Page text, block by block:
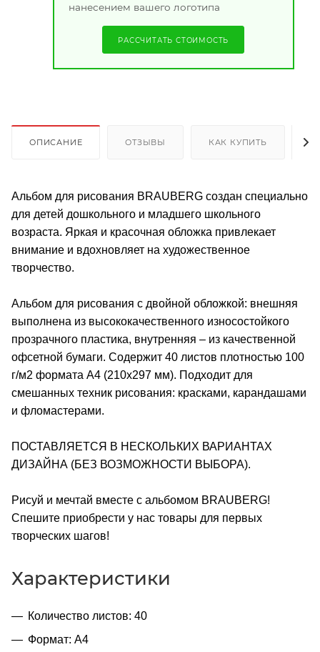
нанесением вашего логотипа
РАССЧИТАТЬ СТОИМОСТЬ
ОПИСАНИЕ ОТЗЫВЫ КАК КУПИТЬ
Альбом для рисования BRAUBERG создан специально
для детей дошкольного и младшего школьного
возраста. Яркая и красочная обложка привлекает
внимание и вдохновляет на художественное
творчество.
Альбом для рисования с двойной обложкой: внешняя
выполнена из высококачественного износостойкого
прозрачного пластика, внутренняя – из качественной
офсетной бумаги. Содержит 40 листов плотностью 100
г/м2 формата А4 (210х297 мм). Подходит для
смешанных техник рисования: красками, карандашами
и фломастерами.
ПОСТАВЛЯЕТСЯ В НЕСКОЛЬКИХ ВАРИАНТАХ
ДИЗАЙНА (БЕЗ ВОЗМОЖНОСТИ ВЫБОРА).
Рисуй и мечтай вместе с альбомом BRAUBERG!
Спешите приобрести у нас товары для первых
творческих шагов!
Характеристики
Количество листов: 40
Формат: А4